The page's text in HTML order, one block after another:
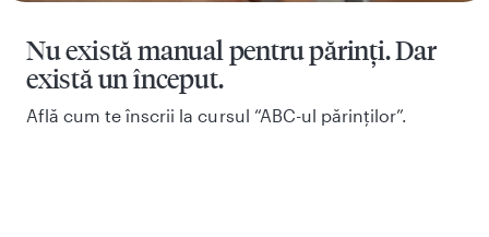
Nu există manual pentru părinți. Dar
există un început.
Află cum teînscrii la cursul “ABC-ul părinților”.